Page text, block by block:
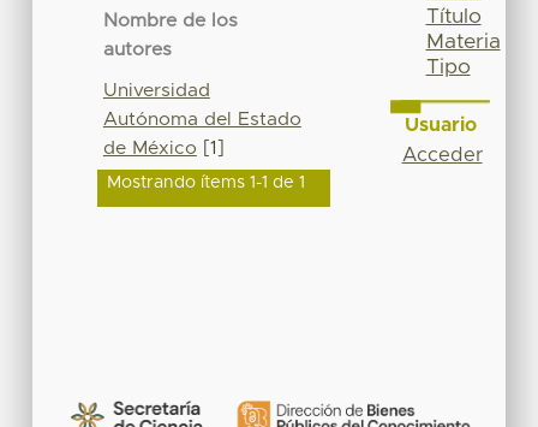
Nombre de los
autores
Universidad
Autónoma del Estado
de México [1]
Mostrando ítems 1-1 de 1
Título
Materia
Tipo
Usuario
Acceder